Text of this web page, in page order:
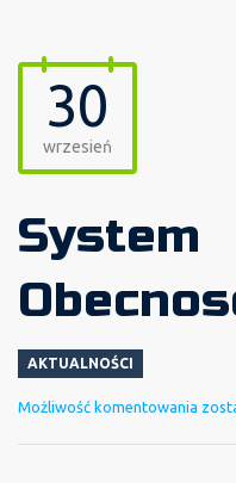
30
wrzesień
System
AKTUALNOŚCI
Możliwość komentowania